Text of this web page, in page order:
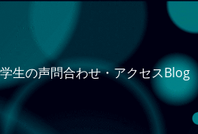
学生の声問合わせ・アクセスBlog